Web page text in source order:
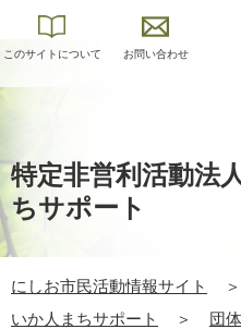
このサイトについて お問い合わせ
特定非営利活動
ちサポート
にしお市民活動情報サイト ＞
いか人まちサポート
＞ 団